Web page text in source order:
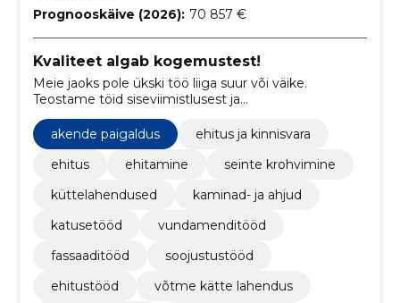
Prognooskäive (2026): 70 857 €
Kvaliteet algab kogemustest!
Meie jaoks pole ükski töö liiga suur või väike.
Teostame töid siseviimistlusest ja
põrandapaigaldusest, kuni projekti alusel hoone
ehitamiseni. Pakume ka võtmed-kätte lahendusi!
akende paigaldus
ehitus ja kinnisvara
ehitus
ehitamine
seinte krohvimine
küttelahendused
kaminad- ja ahjud
katusetööd
vundamenditööd
fassaaditööd
soojustustööd
ehitustööd
võtme kätte lahendus